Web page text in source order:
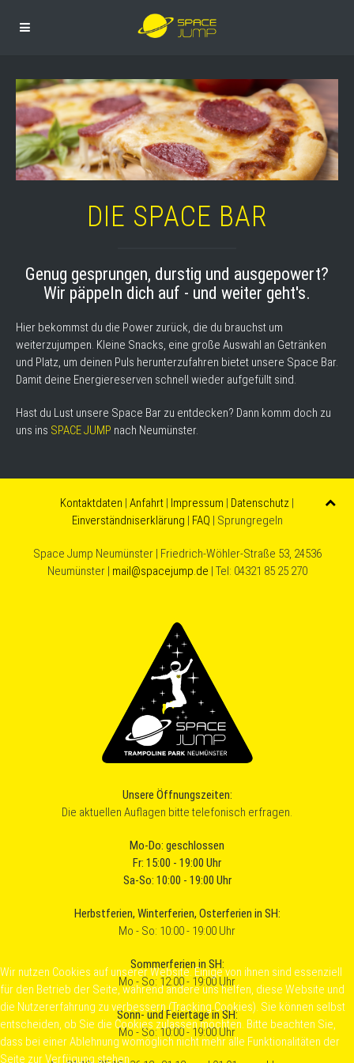
DIE SPACE BAR
Genug gesprungen, durstig und ausgepowert?
Wir päppeln dich auf - und weiter geht's.
Hier bekommst du die Power zurück, die du brauchst um
weiterzujumpen. Kleine Snacks, eine große Auswahl an Getränken
und Platz, um deinen Puls herunterzufahren bietet unsere Space Bar.
Damit deine Energiereserven schnell wieder aufgefüllt sind.
Hast du Lust unsere Space Bar zu entdecken? Dann komm doch zu
uns ins SPACE JUMP nach Neumünster.
Kontaktdaten | Anfahrt | Impressum | Datenschutz |
Einverständniserklärung | FAQ | Sprungregeln
Space Jump Neumünster | Friedrich-Wöhler-Straße 53, 24536
Neumünster | mail@spacejump.de | Tel: 04321 85 25 270
Unsere Öffnungszeiten:
Die aktuellen Auflagen bitte telefonisch erfragen.
Mo-Do: geschlossen
Fr: 15:00 - 19:00 Uhr
Sa-So: 10:00 - 19:00 Uhr
Herbstferien, Winterferien, Osterferien in SH:
Mo - So: 10:00 - 19:00 Uhr
Sommerferien in SH:
Mo - So: 12:00 - 19:00 Uhr
Sonn- und Feiertage in SH:
Mo - So: 10:00 - 19:00 Uhr
Wir nutzen Cookies auf unserer Website. Einige von ihnen sind essenziell
für den Betrieb der Seite, während andere uns helfen, diese Website und
die Nutzererfahrung zu verbessern (Tracking Cookies). Sie können selbst
entscheiden, ob Sie die Cookies zulassen möchten. Bitte beachten Sie,
dass bei einer Ablehnung womöglich nicht mehr alle Funktionalitäten der
Seite zur Verfügung stehen.